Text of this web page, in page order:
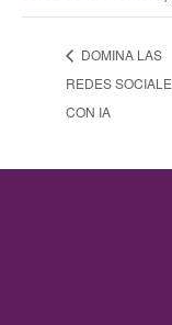
DOMINA LAS
REDES
CON IA